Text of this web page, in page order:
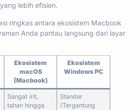
lebih efisien.
ringkas antara ekosistem Macbook
Anda pantau langsung dari layar
Ekosistem
macOS
(Macbook)
Ekosistem
Windows PC
Sangat irit,
tahan hingga
Standar
(Tergantung